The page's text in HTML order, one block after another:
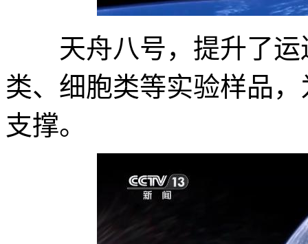
天舟八号，提升了运
类、细胞类等实验样品
支撑。